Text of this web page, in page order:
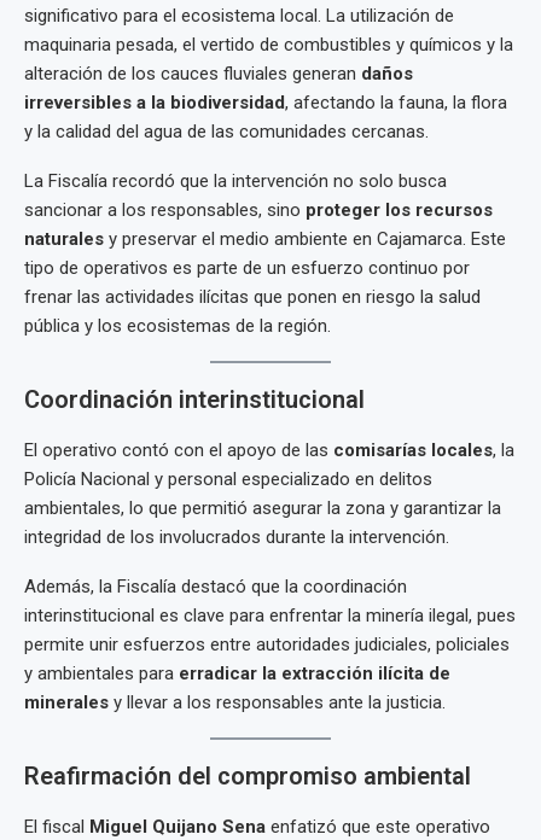
significativo para el ecosistema local. La utilización de
maquinaria pesada, el vertido de combustibles y químicos y la
alteración de los cauces fluviales generan daños
irreversibles a la biodiversidad, afectando la fauna, la flora
y la calidad del agua de las comunidades cercanas.
La Fiscalía recordó que la intervención no solo busca
sancionar a los responsables, sino proteger los recursos
naturales y preservar el medio ambiente en Cajamarca. Este
tipo de operativos es parte de un esfuerzo continuo por
frenar las actividades ilícitas que ponen en riesgo la salud
pública y los ecosistemas de la región.
Coordinación interinstitucional
El operativo contó con el apoyo de las comisarías locales, la
Policía Nacional y personal especializado en delitos
ambientales, lo que permitió asegurar la zona y garantizar la
integridad de los involucrados durante la intervención.
Además, la Fiscalía destacó que la coordinación
interinstitucional es clave para enfrentar la minería ilegal, pues
permite unir esfuerzos entre autoridades judiciales, policiales
y ambientales para erradicar la extracción ilícita de
minerales y llevar a los responsables ante la justicia.
Reafirmación del compromiso ambiental
El fiscal Miguel Quijano Sena enfatizó que este operativo